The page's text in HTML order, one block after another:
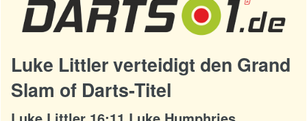
Luke Littler verteidigt den Grand
Slam of Darts-Titel